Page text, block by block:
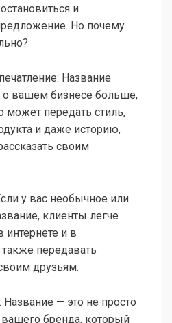
и
Но почему
Название
о вашем бизнесе больше,
передать стиль,
и даже историю,
своим
у вас необычное или
клиенты легче
интернете и в
передавать
друзьям.
— это не просто
бренда, который